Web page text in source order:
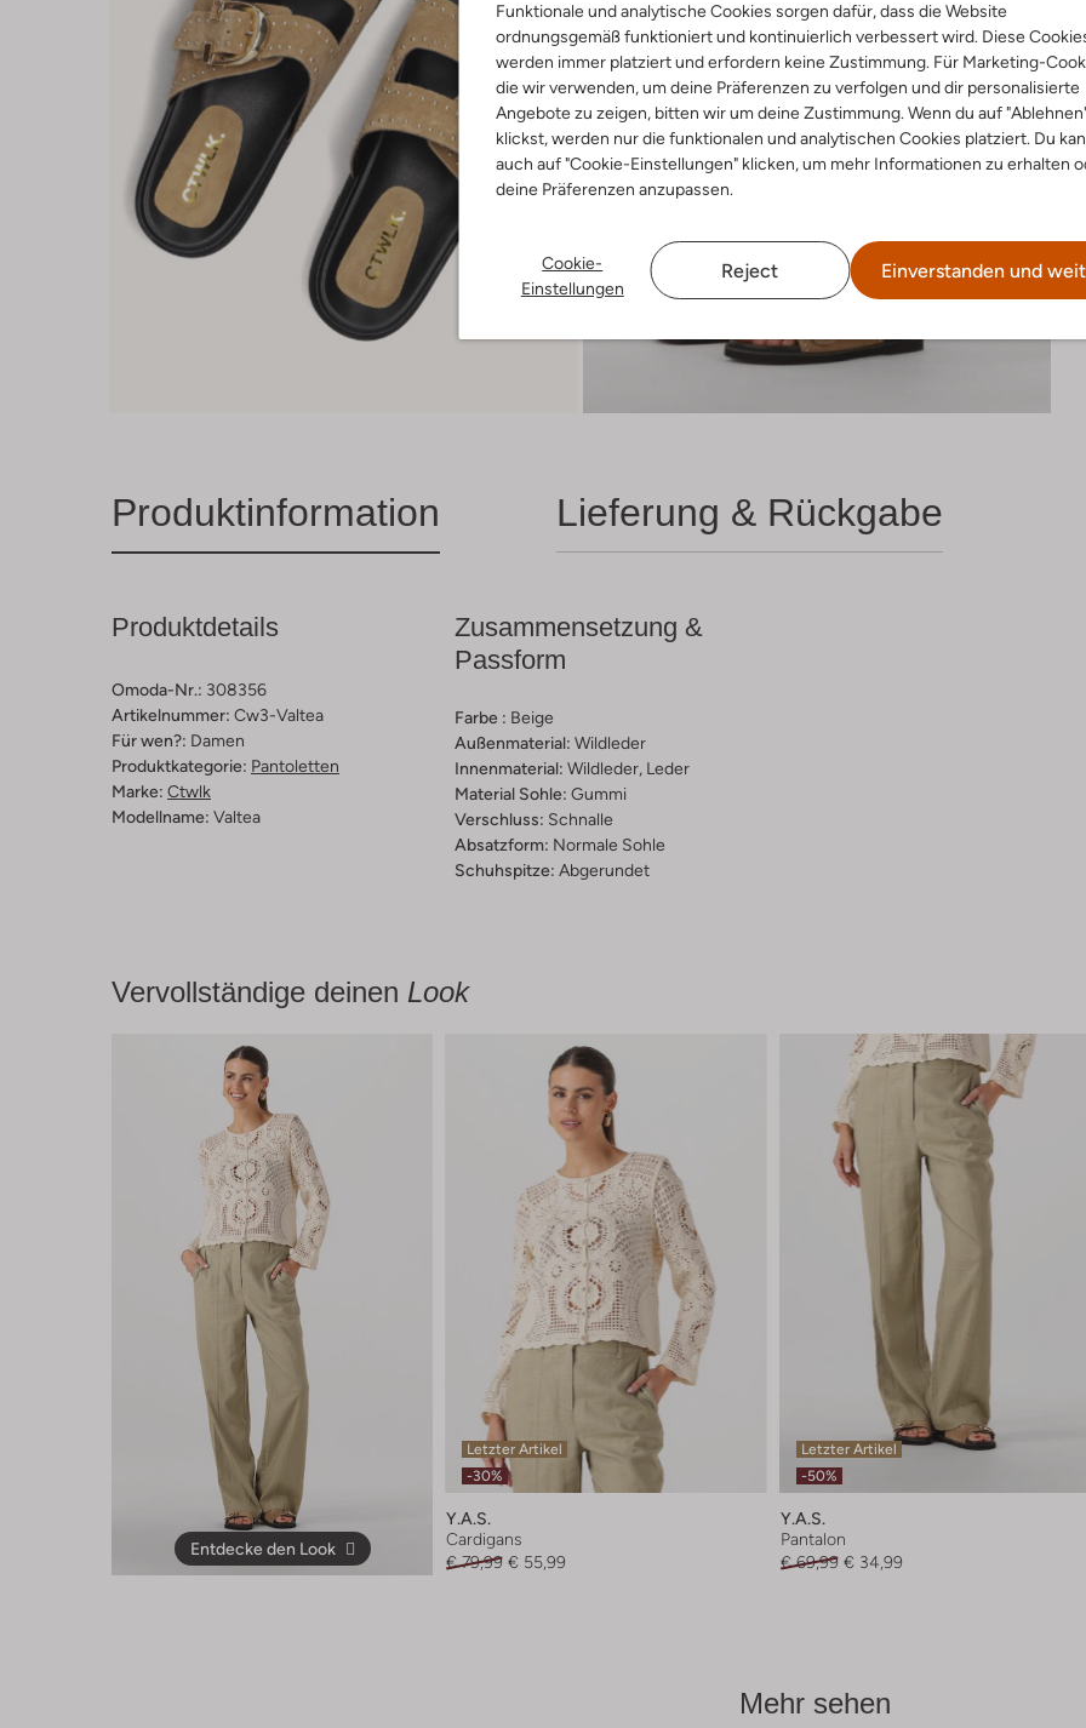
Funktionale und analytische Cookies sorgen dafür, dass die Website
ordnungsgemäß funktioniert und kontinuierlich verbessert wird. Diese
werden immer platziert und erfordern keine Zustimmung. Für Marketing-
die wir verwenden, um deine Präferenzen zu verfolgen und dir personalisierte
Angebote zu zeigen, bitten wir um deine Zustimmung. Wenn du auf
klickst, werden nur die funktionalen und analytischen Cookies platziert. Du
auch auf "Cookie-Einstellungen" klicken, um mehr Informationen zu erhalten
deine Präferenzen anzupassen.
Cookie-
Einstellungen
Reject Einverstanden und
Produktinformation Lieferung & Rückgabe
Produktdetails
Omoda-Nr.: 308356
Artikelnummer: Cw3-Valtea
Für wen?: Damen
Produktkategorie: Pantoletten
Marke: Ctwlk
Modellname: Valtea
Zusammensetzung &
Passform
Farbe : Beige
Außenmaterial: Wildleder
Innenmaterial: Wildleder, Leder
Material Sohle: Gummi
Verschluss: Schnalle
Absatzform: Normale Sohle
Schuhspitze: Abgerundet
Vervollständige deinen Look
Entdecke den Look
Letzter Artikel
-30%
Y.a.s.
Cardigans
€ 79,99 € 55,99
Letzter Artikel
-50%
Y.a.s.
Pantalon
€ 69,99 € 34,99
Mehr sehen